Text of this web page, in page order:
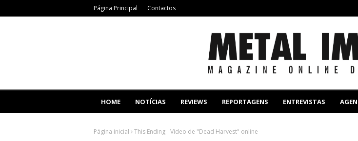
Página Principal Contactos
HOME NOTÍCIAS REVIEWS REPORTAGENS ENTREVISTAS
Página inicial This Ending - Video de "Dead Harvest" online